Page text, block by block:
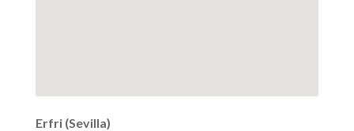
Erfri (Sevilla)